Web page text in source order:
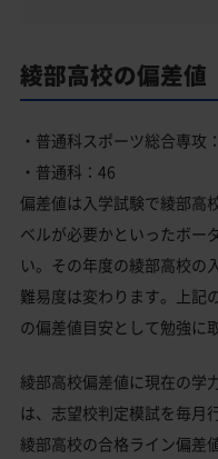
綾部高校の偏差値
・普通科スポーツ総合専攻
・普通科：46
偏差値は入学試験で綾部高
ベルが必要かといったボー
い。その年度の綾部高校の
難易度は変わります。上記
の偏差値目安として勉強に
綾部高校偏差値に現在の学
は、志望校判定模試を毎月
綾部高校の合格ライン偏差